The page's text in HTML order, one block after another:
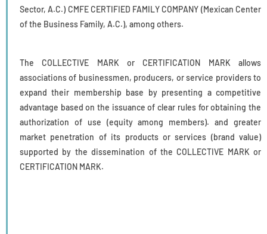
Sector, A.C.) CMFE CERTIFIED FAMILY COMPANY (Mexican Center
of the Business Family, A.C.), among others.
The COLLECTIVE MARK or CERTIFICATION MARK allows
associations of businessmen, producers, or service providers to
expand their membership base by presenting a competitive
advantage based on the issuance of clear rules for obtaining the
authorization of use (equity among members). and greater
market penetration of its products or services (brand value)
supported by the dissemination of the COLLECTIVE MARK or
CERTIFICATION MARK.